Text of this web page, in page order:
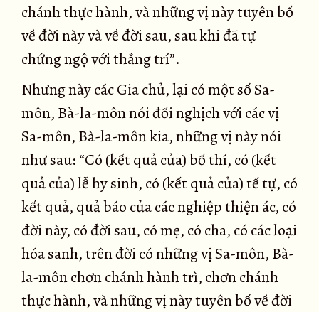
chánh thực hành, và những vị này tuyên bố
về đời này và về đời sau, sau khi đã tự
chứng ngộ với thắng trí”.
Nhưng này các Gia chủ, lại có một số Sa-
môn, Bà-la-môn nói đối nghịch với các vị
Sa-môn, Bà-la-môn kia, những vị này nói
như sau: “Có (kết quả của) bố thí, có (kết
quả của) lễ hy sinh, có (kết quả của) tế tự, có
kết quả, quả báo của các nghiệp thiện ác, có
đời này, có đời sau, có mẹ, có cha, có các loại
hóa sanh, trên đời có những vị Sa-môn, Bà-
la-môn chơn chánh hành trì, chơn chánh
thực hành, và những vị này tuyên bố về đời